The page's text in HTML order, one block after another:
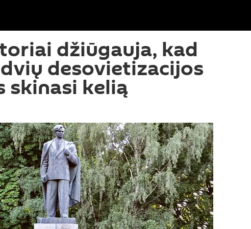
džiūgauja, kad
desovietizacijos
kelią